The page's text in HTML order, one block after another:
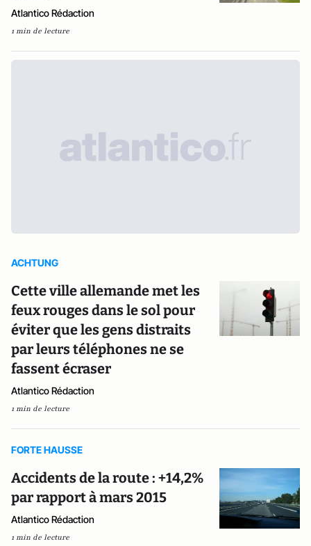
Atlantico Rédaction
1 min de lecture
ACHTUNG
Cette ville allemande met les
feux rouges dans le sol pour
éviter que les gens distraits
par leurs téléphones ne se
fassent écraser
Atlantico Rédaction
1 min de lecture
FORTE HAUSSE
Accidents de la route : +14,2%
par rapport à mars 2015
Atlantico Rédaction
1 min de lecture